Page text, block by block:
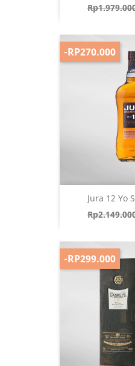
Harga biasa
Jura 12 Yo
Harga biasa
-RP270.000
-RP299.000